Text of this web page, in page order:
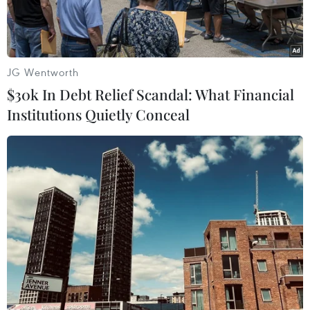
Đội tuyển Việt Nam hy vọng người hâm mộ luôn đồng hành và
ủng hộ dù chiến thắng hay thất bại. (Ảnh: PV/Vietnam+)
Đội tuyển Việt Nam khép lại hành trình tại AFF
Cup 2022 với ngôi vị á quân bởi thất bại trước
Thái Lan sau hai lượt trận chung kết với tỷ số
JG Wentworth
$30k In Debt Relief Scandal: What Financial
Institutions Quietly Conceal